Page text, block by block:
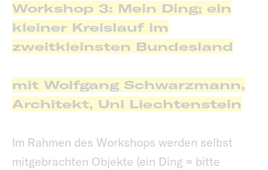
Workshop 3: Mein Ding; ein
kleiner Kreislauf im
zweitkleinsten Bundesland
mit Wolfgang Schwarzmann,
Architekt, Uni Liechtenstein
Im Rahmen des Workshops werden selbst
mitgebrachten Objekte (ein Ding = bitte